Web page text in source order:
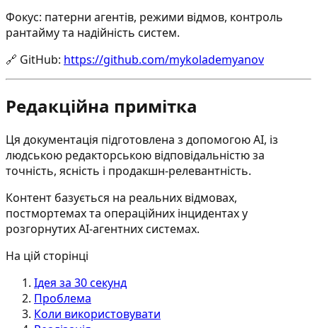
Фокус: патерни агентів, режими відмов, контроль
рантайму та надійність систем.
🔗 GitHub: https://github.com/mykolademyanov
Редакційна примітка
Ця документація підготовлена з допомогою AI, із
людською редакторською відповідальністю за
точність, ясність і продакшн-релевантність.
Контент базується на реальних відмовах,
постмортемах та операційних інцидентах у
розгорнутих AI-агентних системах.
На цій сторінці
Ідея за 30 секунд
Проблема
Коли використовувати